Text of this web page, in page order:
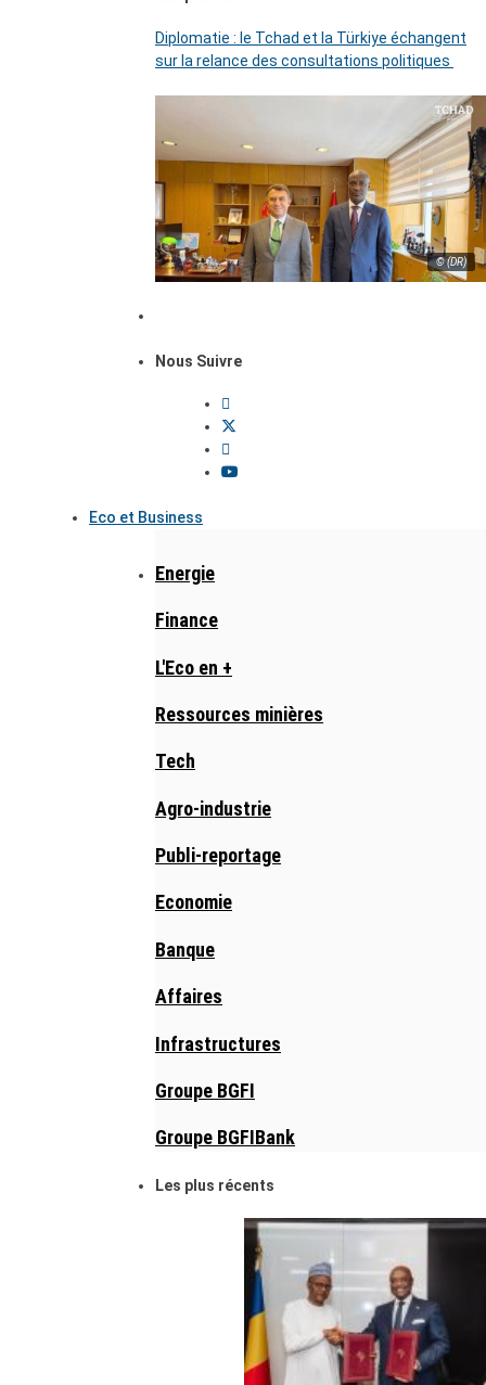
Diplomatie : le Tchad et la Türkiye échangent
sur la relance des consultations politiques
© (DR)
Nous Suivre
Eco et Business
Energie
Finance
L'Eco en +
Ressources minières
Tech
Agro-industrie
Publi-reportage
Economie
Banque
Affaires
Infrastructures
Groupe BGFI
Groupe BGFIBank
Les plus récents